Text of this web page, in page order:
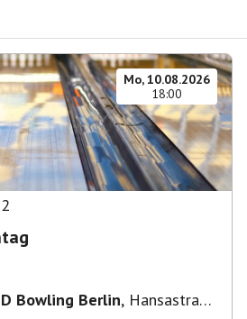
Mo, 10.08.2026
18:00
Bowling Berlin, Hansastraße